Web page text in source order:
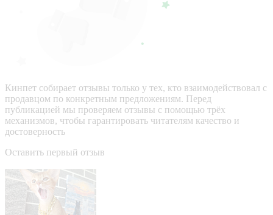
Кинпет собирает отзывы только у тех, кто взаимодействовал с
продавцом по конкретным предложениям. Перед
публикацией мы проверяем отзывы с помощью трёх
механизмов, чтобы гарантировать читателям качество и
достоверность
Оставить первый отзыв